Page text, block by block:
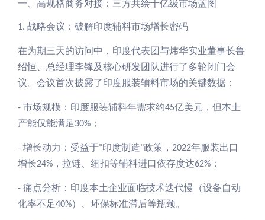
一、 高规格商务对接：三方共绘千亿级市场蓝图
1. 战略会议：破解印度辅料市场增长密码
在为期三天的访问中，印度代表团与炜华实业董事长鲁
绍恒、总经理李锋及核心研发团队进行了多轮闭门会
议。会议首次披露了印度服装辅料市场的关键数据：
- 市场规模：印度服装辅料年需求约45亿美元，但本土
产能仅能满足30% ；
- 增长动力：受益于"印度制造"政策， 2022年服装出口
增长24% ，拉链、纽扣等辅料进口依存度达62% ；
- 痛点分析：印度本土企业面临技术迭代慢（设备自动
化率不足40%）、环保标准滞后等瓶颈。